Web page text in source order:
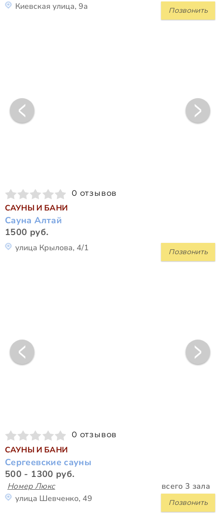
Позвонить
Киевская улица, 9а
0 отзывов
САУНЫ И БАНИ
Сауна Алтай
1500 руб.
Позвонить
улица Крылова, 4/1
0 отзывов
САУНЫ И БАНИ
Сергеевские сауны
500 - 1300 руб.
Номер Люкс всего 3 зала
Позвонить
улица Шевченко, 49